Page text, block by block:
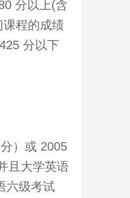
分以上(含
课程的成绩
分以下
）或 2005
且大学英语
六级考试